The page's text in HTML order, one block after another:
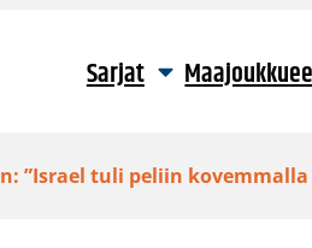
Sarjat
”Israel tuli peliin kovemmalla